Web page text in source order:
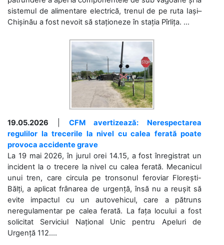
sistemul de alimentare electrică, trenul de pe ruta Iași–
Chișinău a fost nevoit să staționeze în stația Pîrlița. ...
19.05.2026
CFM avertizează: Nerespectarea
regulilor la trecerile la nivel cu calea ferată poate
provoca accidente grave
La 19 mai 2026, în jurul orei 14.15, a fost înregistrat un
incident la o trecere la nivel cu calea ferată. Mecanicul
unui tren, care circula pe tronsonul feroviar Florești-
Bălți, a aplicat frânarea de urgență, însă nu a reușit să
evite impactul cu un autovehicul, care a pătruns
neregulamentar pe calea ferată. La fața locului a fost
solicitat Serviciul Național Unic pentru Apeluri de
Urgență 112....